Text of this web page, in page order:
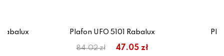
Rabalux Plafon UFO 5101 Rabalux
84.02 zł 47.05 zł